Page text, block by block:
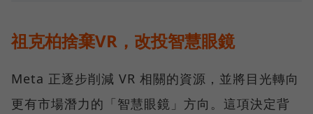
祖克柏捨棄VR，改投智慧眼鏡
Meta 正逐步削減 VR 相關的資源，並將目光轉向
更有市場潛力的「智慧眼鏡」方向。這項決定背